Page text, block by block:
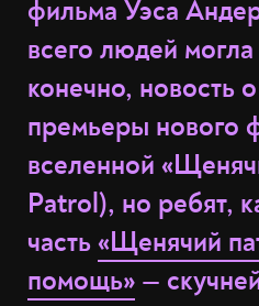
фильма Уэса
всего людей могла
конечно, новость
премьеры нового
вселенной
Patrol), но ребят,
часть«Щенячий
помощь» —